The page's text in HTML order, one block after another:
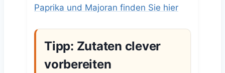
Paprika und Majoran finden Sie hier
Tipp: Zutaten clever
vorbereiten